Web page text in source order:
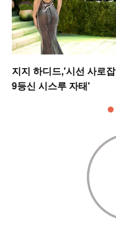
지지 하디드,'시선 사로
9등신 시스루 자태'